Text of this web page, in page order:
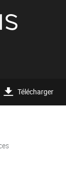
Télécharger